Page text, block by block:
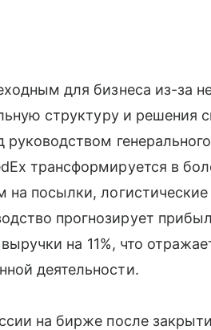
для бизнеса из-за
структуру и решения
трансформируется в
посылки, логистические
прогнозирует
на 11%, что
деятельности.
на бирже после